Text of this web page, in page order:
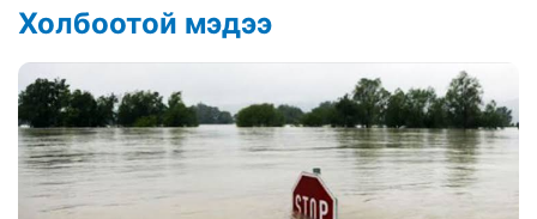
Холбоотой мэдээ